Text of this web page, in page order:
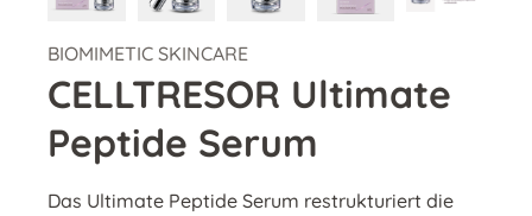
BIOMIMETIC SKINCARE
CELLTRESOR Ultimate
Peptide Serum
Das Ultimate Peptide Serum restrukturiert die